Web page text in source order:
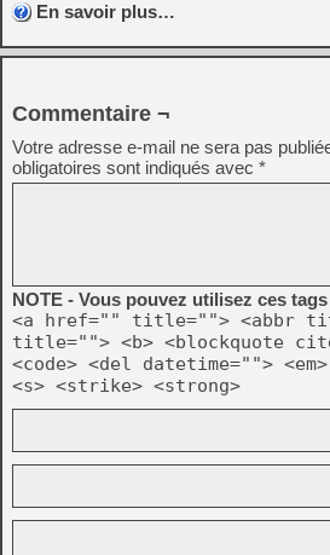
En savoir plus…
Commentaire ¬
Votre adresse e-mail ne sera pas
obligatoires sont indiqués avec *
NOTE - Vous pouvez utilisez ces
<a href="" title=""> <abbr
title=""> <b> <blockquote
<code> <del datetime="">
<s> <strike> <strong>